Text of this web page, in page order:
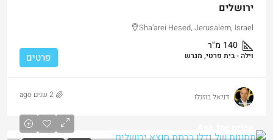
ירושלים
Sha'arei Hesed, Jerusalem, Israel
140 מ"ר
וילה - בית פרטי, מגרש פרטים
דניאל בוזגלו 2 שנים ago